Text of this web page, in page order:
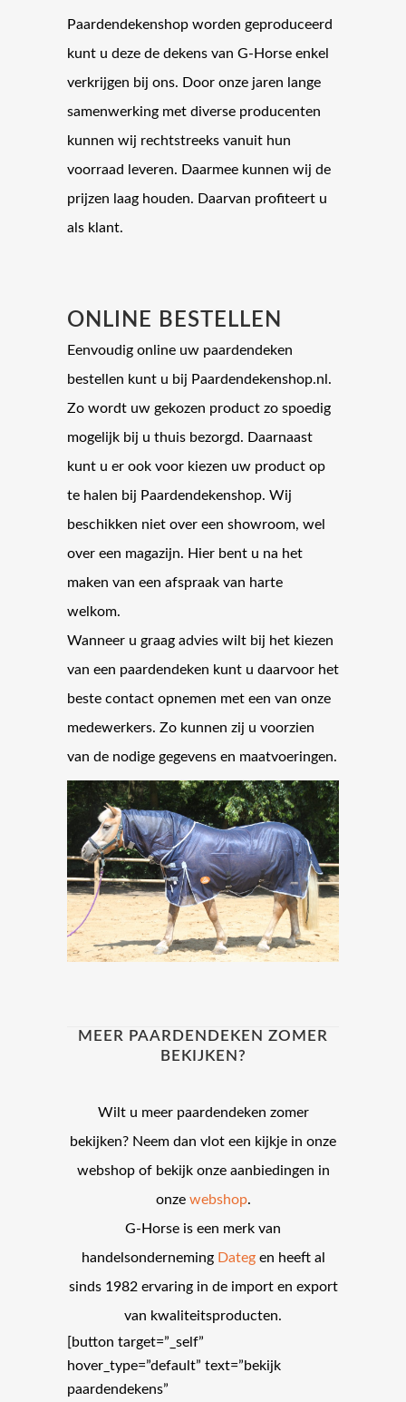
Paardendekenshop worden geproduceerd
kunt u deze de dekens van G-Horse enkel
verkrijgen bij ons. Door onze jaren lange
samenwerking met diverse producenten
kunnen wij rechtstreeks vanuit hun
voorraad leveren. Daarmee kunnen wij de
prijzen laag houden. Daarvan profiteert u
als klant.
ONLINE BESTELLEN
Eenvoudig online uw paardendeken
bestellen kunt u bij Paardendekenshop.nl.
Zo wordt uw gekozen product zo spoedig
mogelijk bij u thuis bezorgd. Daarnaast
kunt u er ook voor kiezen uw product op
te halen bij Paardendekenshop. Wij
beschikken niet over een showroom, wel
over een magazijn. Hier bent u na het
maken van een afspraak van harte
welkom.
Wanneer u graag advies wilt bij het kiezen
van een paardendeken kunt u daarvoor het
beste contact opnemen met een van onze
medewerkers. Zo kunnen zij u voorzien
van de nodige gegevens en maatvoeringen.
MEER PAARDENDEKEN ZOMER
BEKIJKEN?
Wilt u meer paardendeken zomer
bekijken? Neem dan vlot een kijkje in onze
webshop of bekijk onze aanbiedingen in
onze webshop.
G-Horse is een merk van
handelsonderneming Dategen heeft al
sinds 1982 ervaring in de import en export
van kwaliteitsproducten.
[button target=”_self”
hover_type=”default” text=”bekijk
paardendekens”